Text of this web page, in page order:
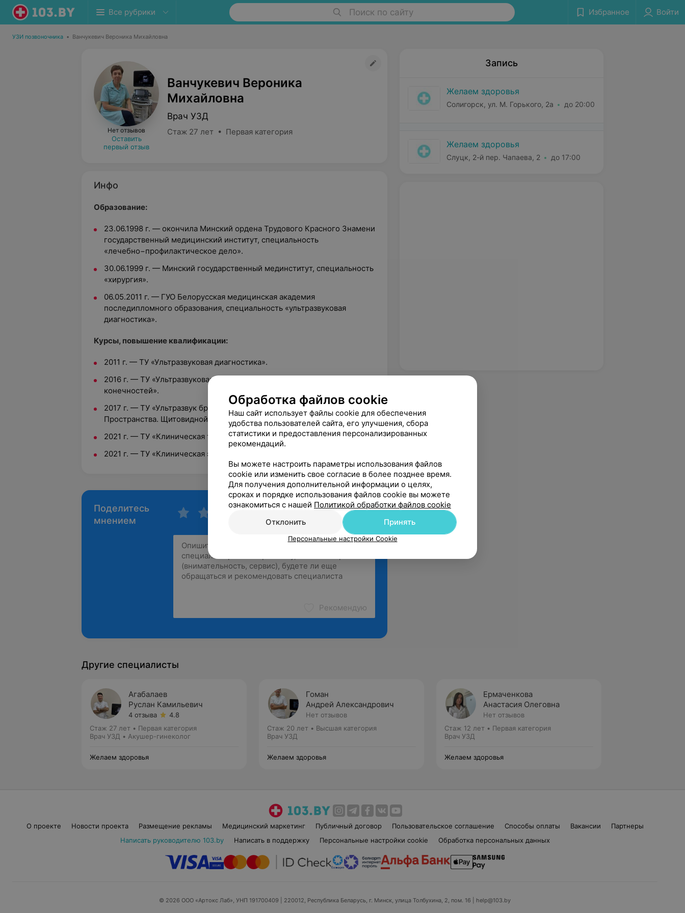
Все рубрики Поиск по сайту Избранное Войти
УЗИ позвоночника • Ванчукевич Вероника Михайловна
Нет отзывов
Оставить
первый отзыв
Ванчукевич Вероника
Михайловна
Врач УЗД
Стаж 27 лет • Первая категория
Инфо
Образование:
23.06.1998 г. — окончила Минский ордена Трудового Красного Знамени
государственный медицинский институт, специальность
«лечебно−профилактическое дело».
30.06.1999 г. — Минский государственный мединститут, специальность
«хирургия».
06.05.2011 г. — ГУО Белорусская медицинская академия
последипломного образования, специальность «ультразвуковая
диагностика».
Курсы, повышение квалификации:
2011 г. — ТУ «Ультразвуковая диагностика».
2016 г. — ТУ «Ультразвуковая диагностика патологии Сосудов нижних
конечностей».
2017 г. — ТУ «Ультразвук брюшной полости, забрюшинного
Пространства. Щитовидной железы».
2021 г. — ТУ «Клиническая трансторакальная эхокардиография».
2021 г. — ТУ «Клиническая эхокардиография».
Поделитесь
мнением
Рекомендую
Запись
Желаем здоровья
Солигорск, ул. М. Горького, 2а до 20:00
Желаем здоровья
Слуцк, 2-й пер. Чапаева, 2 до 17:00
Другие специалисты
Агабалаев
Руслан Камильевич
4 отзыва
4.8
Стаж 27 лет • Первая категория
Врач УЗД • Акушер-гинеколог
Желаем здоровья
Гоман
Андрей Александрович
Нет отзывов
Стаж 20 лет • Высшая категория
Врач УЗД
Желаем здоровья
Ермаченкова
Анастасия Олеговна
Нет отзывов
Стаж 12 лет • Первая категория
Врач УЗД
Желаем здоровья
О проекте Новости проекта Размещение рекламы Медицинский маркетинг Публичный договор Пользовательское соглашение Способы оплаты Вакансии
Партнеры
Написать руководителю 103.by
Написать в поддержку Персональные настройки cookie Обработка персональных данных
© 2026 ООО «Артокс Лаб», УНП 191700409 | 220012, Республика Беларусь, г. Минск, улица Толбухина, 2, пом. 16 | help@103.by
Обработка файлов cookie
Наш сайт использует файлы cookie для обеспечения
удобства пользователей сайта, его улучшения, сбора
статистики и предоставления персонализированных
рекомендаций.
Вы можете настроить параметры использования файлов
cookie или изменить свое согласие в более позднее время.
Для получения дополнительной информации о целях,
сроках и порядке использования файлов cookie вы можете
ознакомиться с нашей Политикой обработки файлов cookie
Отклонить
Принять
Персональные настройки Cookie